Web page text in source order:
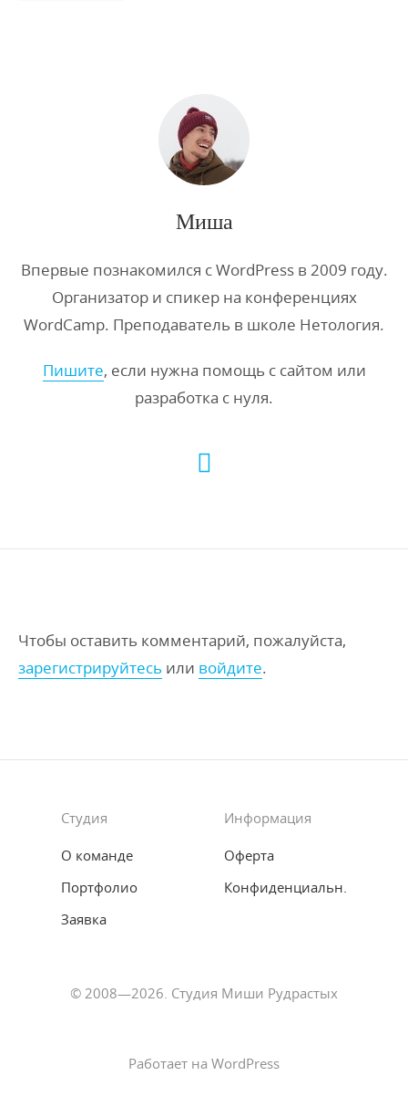
Миша
Впервые познакомился с WordPress в 2009 году.
Организатор и спикер на конференциях
WordCamp. Преподаватель в школе Нетология.
Пишите, если нужна помощь с сайтом или
разработка с нуля.
Чтобы оставить комментарий, пожалуйста,
зарегистрируйтесь или войдите.
Студия
О команде
Портфолио
Заявка
Информация
Оферта
Конфиденциальн.
© 2008—2026. Студия Миши Рудрастых
Работает на WordPress